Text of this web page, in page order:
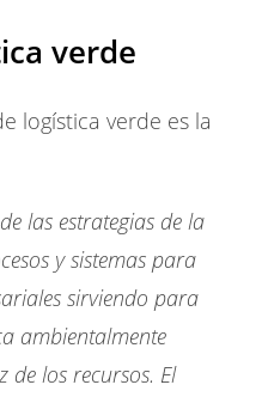
verde
logística verde es la
las estrategias de la
y sistemas para
sirviendo para
ambientalmente
de los recursos. El